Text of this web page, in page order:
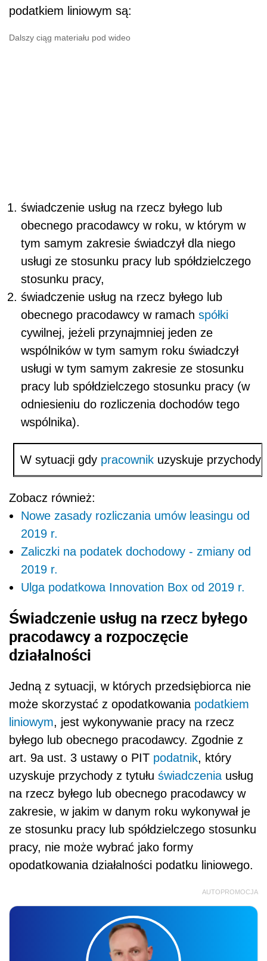
podatkiem liniowym są:
Dalszy ciąg materiału pod wideo
świadczenie usług na rzecz byłego lub
obecnego pracodawcy w roku, w którym w
tym samym zakresie świadczył dla niego
usługi ze stosunku pracy lub spółdzielczego
stosunku pracy,
świadczenie usług na rzecz byłego lub
obecnego pracodawcy w ramach spółki
cywilnej, jeżeli przynajmniej jeden ze
wspólników w tym samym roku świadczył
usługi w tym samym zakresie ze stosunku
pracy lub spółdzielczego stosunku pracy (w
odniesieniu do rozliczenia dochodów tego
wspólnika).
W sytuacji gdy pracownikuzyskuje przychody,
Zobacz również:
Nowe zasady rozliczania umów leasingu od
2019 r.
Zaliczki na podatek dochodowy - zmiany od
2019 r.
Ulga podatkowa Innovation Box od 2019 r.
Świadczenie usług na rzecz byłego
pracodawcy a rozpoczęcie
działalności
Jedną z sytuacji, w których przedsiębiorca nie
może skorzystać z opodatkowania podatkiem
liniowym, jest wykonywanie pracy na rzecz
byłego lub obecnego pracodawcy. Zgodnie z
art. 9a ust. 3 ustawy o PIT podatnik, który
uzyskuje przychody z tytułu świadczenia usług
na rzecz byłego lub obecnego pracodawcy w
zakresie, w jakim w danym roku wykonywał je
ze stosunku pracy lub spółdzielczego stosunku
pracy, nie może wybrać jako formy
opodatkowania działalności podatku liniowego.
AUTOPROMOCJA